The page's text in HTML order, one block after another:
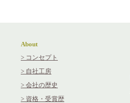
About
> コンセプト
> 自社工房
​> 会社の歴史
> 資格・受賞歴